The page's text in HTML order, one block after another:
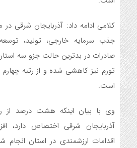
کلامی ادامه داد: آذربایجان شرقی
جذب سرمایه خارجی، تولید،
صادرات در بدترین حالت جزو سه
تورم نیز کاهشی شده و از رتبه
است.
وی با بیان اینکه هشت درصد از
آذربایجان شرقی اختصاص دارد،
اقدامات ارزشمندی در استان